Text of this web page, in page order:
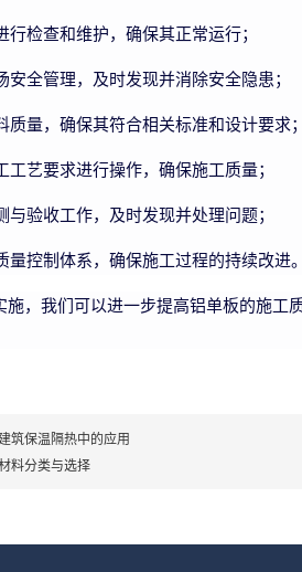
行检查和维护，确保其正常运行；
安全管理，及时发现并消除安全隐患；
质量，确保其符合相关标准和设计要求；
工艺要求进行操作，确保施工质量；
与验收工作，及时发现并处理问题；
量控制体系，确保施工过程的持续改进。
施，我们可以进一步提高铝单板的施工
筑保温隔热中的应用
料分类与选择